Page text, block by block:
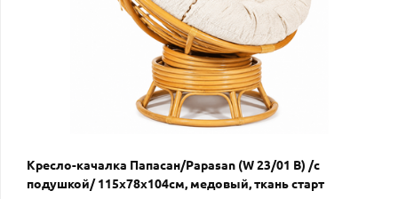
Кресло-качалка Папасан/Papasan (W 23/01 B) /с
подушкой/ 115х78х104см, медовый, ткань старт